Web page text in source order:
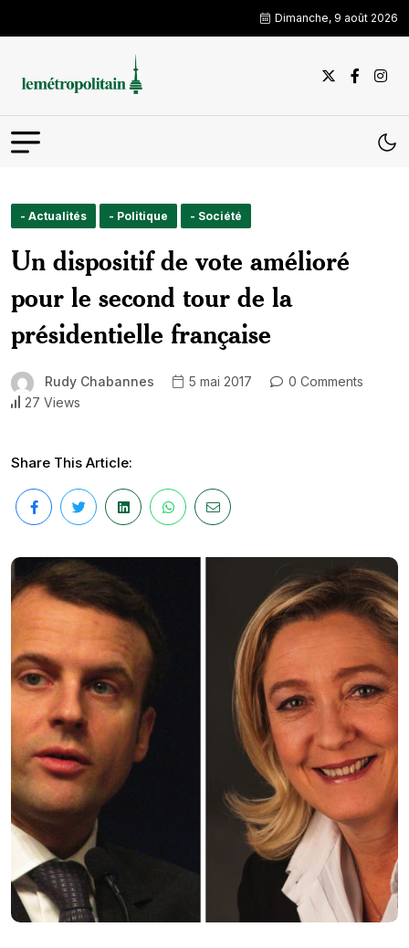
Dimanche, 9 août 2026
- Actualités - Politique - Société
Un dispositif de vote amélioré
pour le second tour de la
présidentielle française
Rudy Chabannes 5 mai 2017
0 Comments
27 Views
Share This Article: